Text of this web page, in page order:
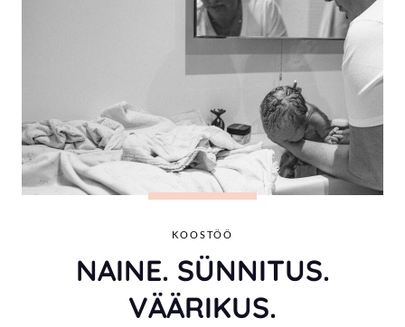
KOOSTÖÖ
NAINE. SÜNNITUS.
VÄÄRIKUS.